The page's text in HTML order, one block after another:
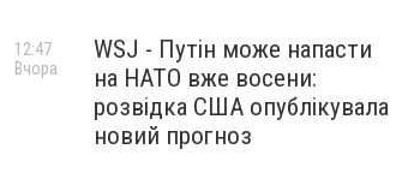
WSJ - Путін може напасти
на НАТО вже восени:
розвідка США опублікувала
новий прогноз
12:47
Вчора